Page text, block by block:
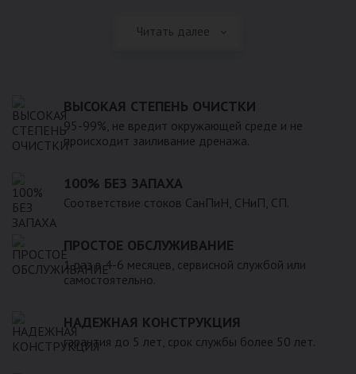
Читать далее
ВЫСОКАЯ СТЕПЕНЬ ОЧИСТКИ
95-99%, не вредит окружающей среде и не
происходит заиливание дренажа.
100% БЕЗ ЗАПАХА
Соответствие стоков СанПиН, СНиП, СП.
ПРОСТОЕ ОБСЛУЖИВАНИЕ
1 раз в 4-6 месяцев, сервисной службой или
самостоятельно.
НАДЕЖНАЯ КОНСТРУКЦИЯ
гарантия до 5 лет, срок службы более 50 лет.